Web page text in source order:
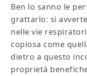
Ben lo sanno le
grattarlo: si
nelle vie
copiosa come
dietro a questo
proprietà